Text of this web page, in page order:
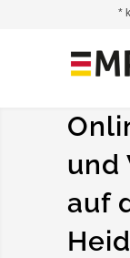
und
auf
*